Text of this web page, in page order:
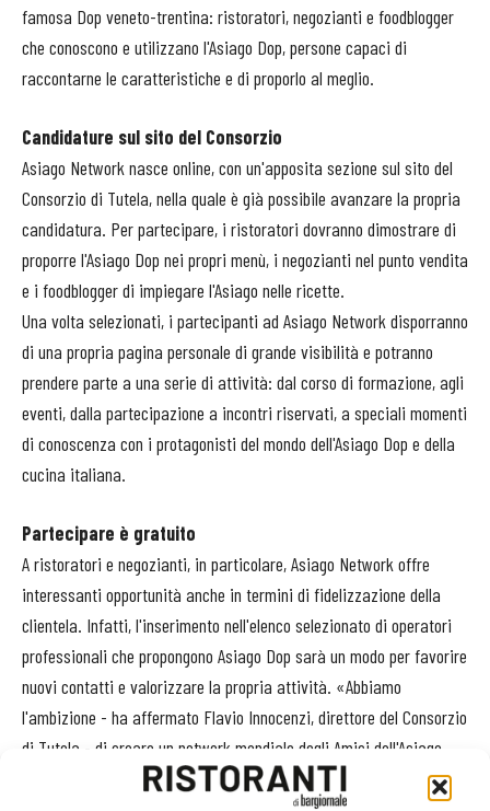
famosa Dop veneto-trentina: ristoratori, negozianti e foodblogger
che conoscono e utilizzano l'Asiago Dop, persone capaci di
raccontarne le caratteristiche e di proporlo al meglio.
Candidature sul sito del Consorzio
Asiago Network nasce online, con un'apposita sezione sul sito del
Consorzio di Tutela, nella quale è già possibile avanzare la propria
candidatura. Per partecipare, i ristoratori dovranno dimostrare di
proporre l'Asiago Dop nei propri menù, i negozianti nel punto vendita
e i foodblogger di impiegare l'Asiago nelle ricette.
Una volta selezionati, i partecipanti ad Asiago Network disporranno
di una propria pagina personale di grande visibilità e potranno
prendere parte a una serie di attività: dal corso di formazione, agli
eventi, dalla partecipazione a incontri riservati, a speciali momenti
di conoscenza con i protagonisti del mondo dell'Asiago Dop e della
cucina italiana.
Partecipare è gratuito
A ristoratori e negozianti, in particolare, Asiago Network offre
interessanti opportunità anche in termini di fidelizzazione della
clientela. Infatti, l'inserimento nell'elenco selezionato di operatori
professionali che propongono Asiago Dop sarà un modo per favorire
nuovi contatti e valorizzare la propria attività. «Abbiamo
l'ambizione - ha affermato Flavio Innocenzi, direttore del Consorzio
di Tutela - di creare un network mondiale degli Amici dell'Asiago
Dop. Una grande bandiera del Made in Italy nel mondo».